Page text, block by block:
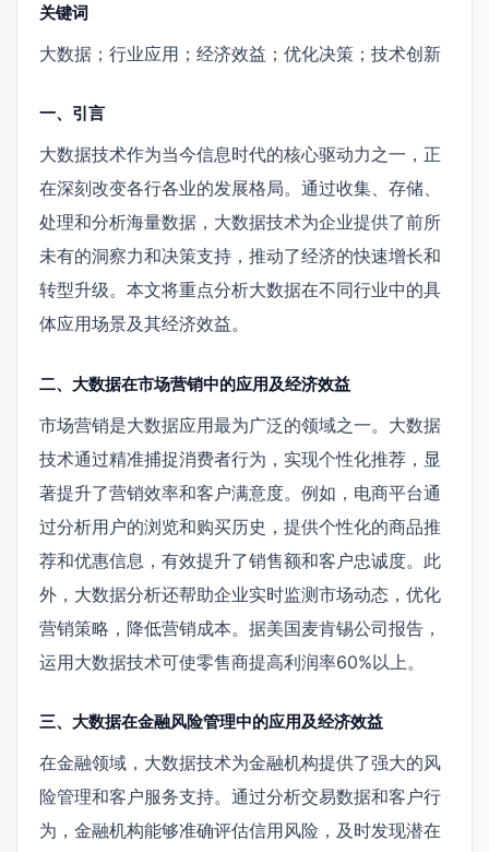
关键词
大数据；行业应用；经济效益；优化决策；技术创新
一、引言
大数据技术作为当今信息时代的核心驱动力之一，正
在深刻改变各行各业的发展格局。通过收集、存储、
处理和分析海量数据，大数据技术为企业提供了前所
未有的洞察力和决策支持，推动了经济的快速增长和
转型升级。本文将重点分析大数据在不同行业中的具
体应用场景及其经济效益。
二、大数据在市场营销中的应用及经济效益
市场营销是大数据应用最为广泛的领域之一。大数据
技术通过精准捕捉消费者行为，实现个性化推荐，显
著提升了营销效率和客户满意度。例如，电商平台通
过分析用户的浏览和购买历史，提供个性化的商品推
荐和优惠信息，有效提升了销售额和客户忠诚度。此
外，大数据分析还帮助企业实时监测市场动态，优化
营销策略，降低营销成本。据美国麦肯锡公司报告，
运用大数据技术可使零售商提高利润率60%以上。
三、大数据在金融风险管理中的应用及经济效益
在金融领域，大数据技术为金融机构提供了强大的风
险管理和客户服务支持。通过分析交易数据和客户行
为，金融机构能够准确评估信用风险，及时发现潜在